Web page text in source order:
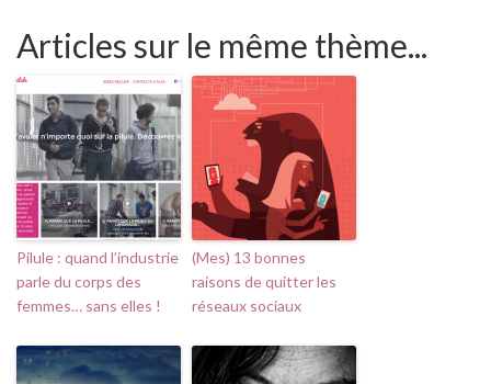
Articles sur le même thème...
Pilule : quand l’industrie
parle du corps des
femmes… sans elles !
(Mes) 13 bonnes
raisons de quitter les
réseaux sociaux